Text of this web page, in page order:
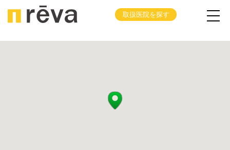
取扱医院を探す